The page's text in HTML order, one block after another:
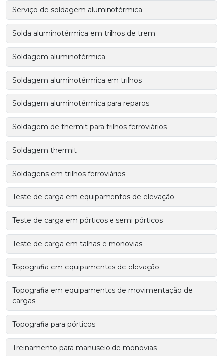
Serviço de soldagem aluminotérmica
Solda aluminotérmica em trilhos de trem
Soldagem aluminotérmica
Soldagem aluminotérmica em trilhos
Soldagem aluminotérmica para reparos
Soldagem de thermit para trilhos ferroviários
Soldagem thermit
Soldagens em trilhos ferroviários
Teste de carga em equipamentos de elevação
Teste de carga em pórticos e semi pórticos
Teste de carga em talhas e monovias
Topografia em equipamentos de elevação
Topografia em equipamentos de movimentação de
cargas
Topografia para pórticos
Treinamento para manuseio de monovias